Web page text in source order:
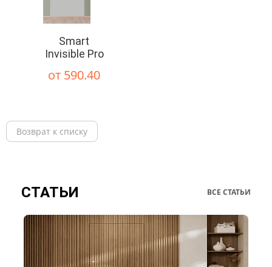
Smart
Invisible Pro
от 590.40
Возврат к списку
СТАТЬИ ВСЕ СТАТЬИ